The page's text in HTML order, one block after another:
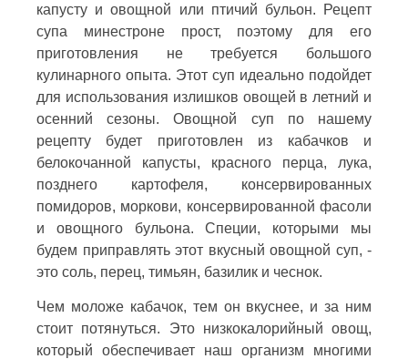
капусту и овощной или птичий бульон. Рецепт
супа минестроне прост, поэтому для его
приготовления не требуется большого
кулинарного опыта. Этот суп идеально подойдет
для использования излишков овощей в летний и
осенний сезоны. Овощной суп по нашему
рецепту будет приготовлен из кабачков и
белокочанной капусты, красного перца, лука,
позднего картофеля, консервированных
помидоров, моркови, консервированной фасоли
и овощного бульона. Специи, которыми мы
будем приправлять этот вкусный овощной суп, -
это соль, перец, тимьян, базилик и чеснок.
Чем моложе кабачок, тем он вкуснее, и за ним
стоит потянуться. Это низкокалорийный овощ,
который обеспечивает наш организм многими